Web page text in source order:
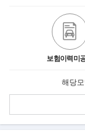
보험이력미
해당